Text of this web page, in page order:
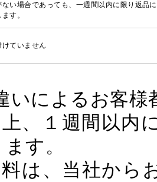
ない場合であっても、一週間以内に限り返品
す。
ていません
いによるお客
上、１週間以
す。
料は、当社か